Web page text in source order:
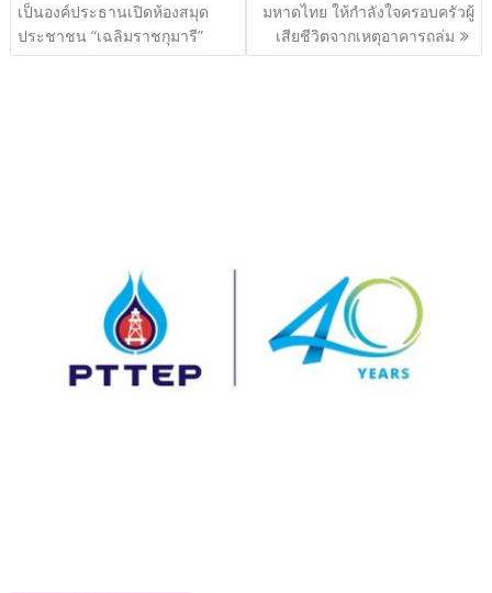
เป็นองค์ประธานเปิดห้องสมุด
ประชาชน “เฉลิมราชกุมารี”
มหาดไทย ให้กำลังใจครอบครัวผู้
เสียชีวิตจากเหตุอาคารถล่ม